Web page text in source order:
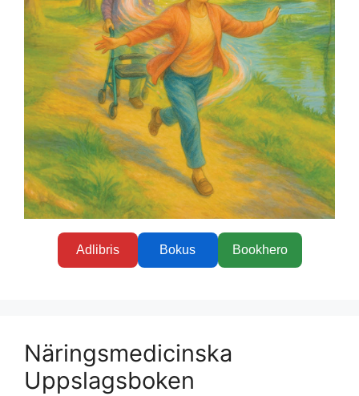
Adlibris Bokus Bookhero
Näringsmedicinska
Uppslagsboken